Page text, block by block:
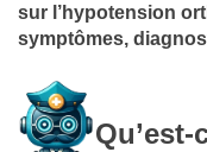
sur l’hypotension
symptômes,